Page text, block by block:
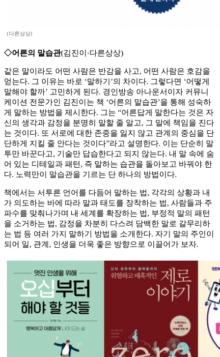
(다른상상)
◇어른의 말습관(김진이·다른상상)
같은 말이라도 어떤 사람은 반감을 사고, 어떤 사람은 호감을
얻는다. 그 이유는 바로 ‘말하기’의 차이다. 그렇다면 ‘어떻게
말해야 할까’ 고민하게 된다. 경인방송 아나운서이자 커뮤니
케이션 전문가인 김진이는 책 ‘어른의 말습관’을 통해 성숙하
게 말하는 방법을 제시한다. 그는 “어른답게 말한다는 것은 자
신의 생각과 감정을 분명히 말할 줄 알고, 그 말에 책임을 진다
는 것이다. 또 서로에 대한 존중을 잃지 않고 관계의 중심을 단
단하게 지킬 줄 안다는 것이다”라고 설명한다. 이는 단순히 말
투만 바꾼다고, 기술만 답습한다고 되지 않는다. 내 말 속에 숨
어 있는 디테일과 패턴, 즉 말하는 습관을 돌아보고 바꿔야 한
다. 노력만이 말습관을 기르는 단 하나의 방법이다.
책에서는 서투른 언어를 다듬어 말하는 법, 각각의 상황과 내
가 의도하는 바에 따라 말과 태도를 장착하는 법, 사람들과 주
파수를 맞춰나가며 내 세계를 확장하는 법, 부정적 말의 패턴
을 소거하는 법, 감정을 차분히 다스려 담백한 말로 갈무리하
는 법 등 여러 가지 말하기 방법을 소개한다. 자기 말의 주인이
되어 일, 관계, 인생을 더욱 좋은 방향으로 이끌어가 보자.